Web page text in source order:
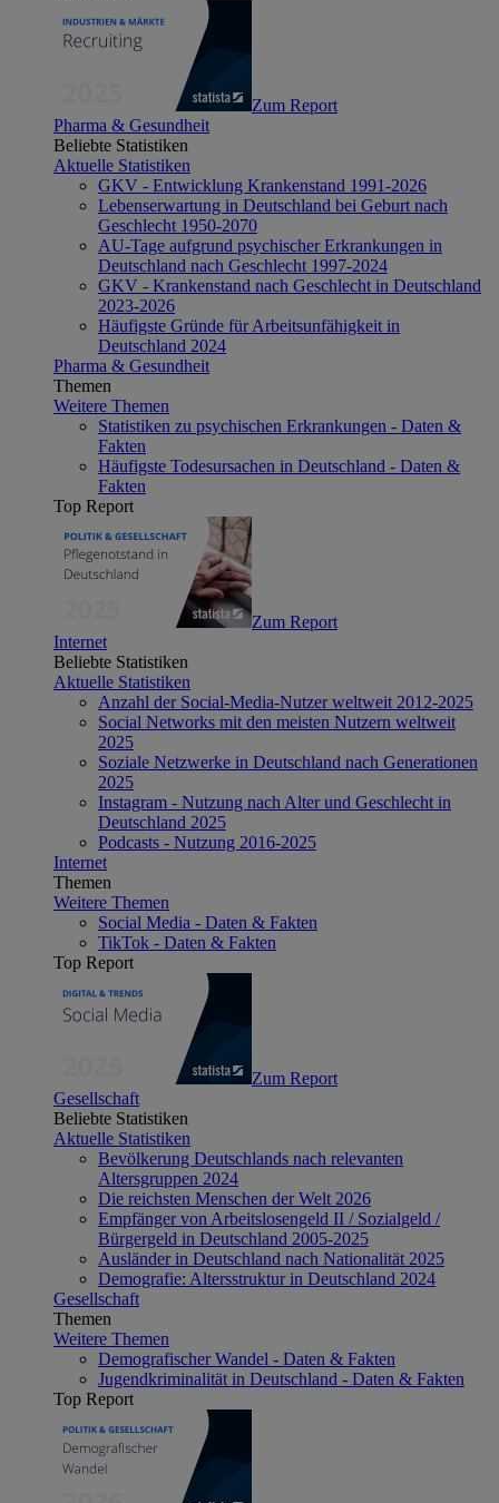
Zum Report
Pharma & Gesundheit
Beliebte Statistiken
Aktuelle Statistiken
GKV - Entwicklung Krankenstand 1991-2026
Lebenserwartung in Deutschland bei Geburt nach
Geschlecht 1950-2070
AU-Tage aufgrund psychischer Erkrankungen in
Deutschland nach Geschlecht 1997-2024
GKV - Krankenstand nach Geschlecht in Deutschland
2023-2026
Häufigste Gründe für Arbeitsunfähigkeit in
Deutschland 2024
Pharma & Gesundheit
Themen
Weitere Themen
Statistiken zu psychischen Erkrankungen - Daten &
Fakten
Häufigste Todesursachen in Deutschland - Daten &
Fakten
Top Report
Zum Report
Internet
Beliebte Statistiken
Aktuelle Statistiken
Anzahl der Social-Media-Nutzer weltweit 2012-2025
Social Networks mit den meisten Nutzern weltweit
2025
Soziale Netzwerke in Deutschland nach Generationen
2025
Instagram - Nutzung nach Alter und Geschlecht in
Deutschland 2025
Podcasts - Nutzung 2016-2025
Internet
Themen
Weitere Themen
Social Media - Daten & Fakten
TikTok - Daten & Fakten
Top Report
Zum Report
Gesellschaft
Beliebte Statistiken
Aktuelle Statistiken
Bevölkerung Deutschlands nach relevanten
Altersgruppen 2024
Die reichsten Menschen der Welt 2026
Empfänger von Arbeitslosengeld II / Sozialgeld /
Bürgergeld in Deutschland 2005-2025
Ausländer in Deutschland nach Nationalität 2025
Demografie: Altersstruktur in Deutschland 2024
Gesellschaft
Themen
Weitere Themen
Demografischer Wandel - Daten & Fakten
Jugendkriminalität in Deutschland - Daten & Fakten
Top Report